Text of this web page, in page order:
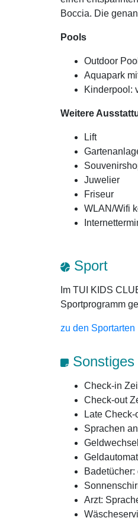
Boccia. Die
Pools
Outdoor Pool
Aquapark
Kinderpool:
Weitere
Lift
Juwelier
Friseur
WLAN/Wifi
Sport
Im TUI KIDS
Sportprogramm
zu den Sportarten
Sonstiges
Check-in
Check-out
Late
Sprachen
Arzt: